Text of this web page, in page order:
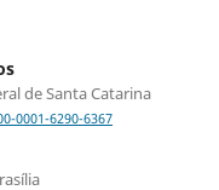
de Santa Catarina
0001-6290-6367